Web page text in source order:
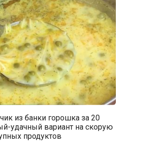
из банки горошка за 20
удачный вариант на скорую
продуктов